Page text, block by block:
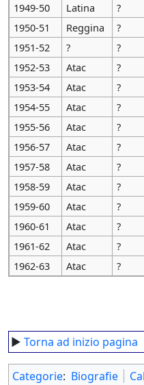
1949-50
Latina ?
1950-51
Reggina ?
1951-52
? ?
1952-53
Atac ?
1953-54
Atac ?
1954-55
Atac ?
1955-56
Atac ?
1956-57
Atac ?
1957-58
Atac ?
1958-59
Atac ?
1959-60
Atac ?
1960-61
Atac ?
1961-62
Atac ?
1962-63
Atac ?
► Torna ad inizio pagina
Categorie: Biografie